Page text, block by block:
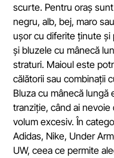
scurte. Pentru oraș
negru, alb, bej, maro
ușor cu diferite ținute și
și bluzele cu mânecă
straturi. Maioul este
călătorii sau combinații
Bluza cu mânecă lungă
tranziție, când ai
volum excesiv. În
Adidas, Nike, Under
UW, ceea ce permite